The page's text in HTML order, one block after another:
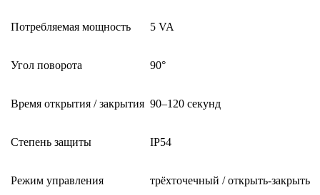
Потребляемая мощность 5 VA
Угол поворота 90°
Время открытия / закрытия 90–120 секунд
Степень защиты IP54
Режим управления трёхточечный / открыть-закрыть